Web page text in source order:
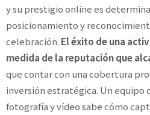
y su prestigio online es
posicionamiento y
celebración. El éxito de una
medida de la reputación que
que contar con una cobertura
inversión estratégica. Un equipo
fotografía y vídeo sabe cómo